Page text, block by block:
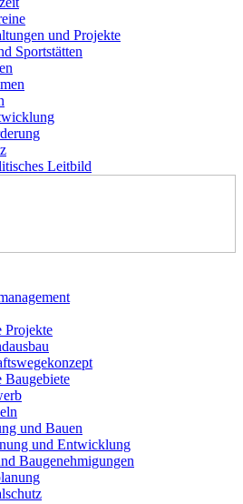
und Projekte
Sportstätten
Leitbild
Projekte
Baugebiete
und Bauen
und Entwicklung
Baugenehmigungen